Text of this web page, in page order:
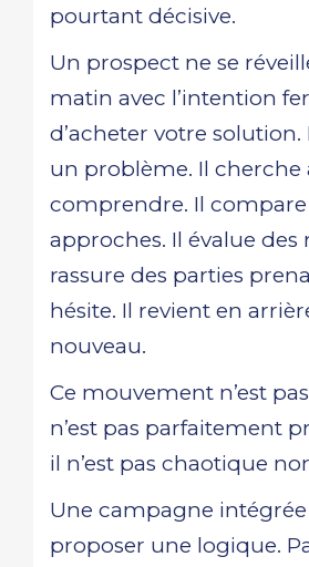
pourtant décisive.
Un prospect ne se
matin avec l’intention
d’acheter votre solution.
un problème. Il cherche
comprendre. Il compare
approches. Il évalue des
rassure des parties
hésite. Il revient en
nouveau.
Ce mouvement n’est
n’est pas parfaitement
il n’est pas chaotique
Une campagne intégrée
proposer une logique.